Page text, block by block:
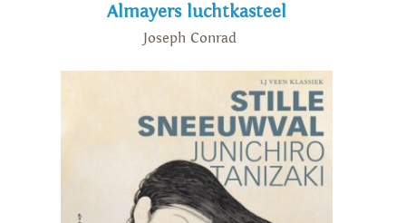
Almayers luchtkasteel
Joseph Conrad